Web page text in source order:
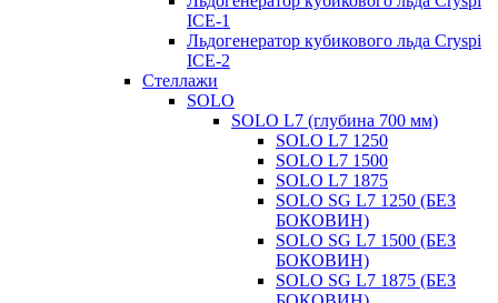
ICE-1
Льдогенератор кубикового льда Cryspi
ICE-2
Стеллажи
SOLO
SOLO L7 (глубина 700 мм)
SOLO L7 1250
SOLO L7 1500
SOLO L7 1875
SOLO SG L7 1250 (БЕЗ
БОКОВИН)
SOLO SG L7 1500 (БЕЗ
БОКОВИН)
SOLO SG L7 1875 (БЕЗ